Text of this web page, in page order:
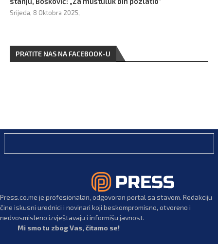
Srijeda, 8 Oktobra 2025,
PRATITE NAS NA FACEBOOK-U
Press.co.me je profesionalan, odgovoran portal sa stavom. Redakciju
čine iskusni urednici i novinari koji beskompromisno, otvoreno i
nedvosmisleno izvještavaju i informišu javnost.
Mi smo tu zbog Vas, čitamo se!